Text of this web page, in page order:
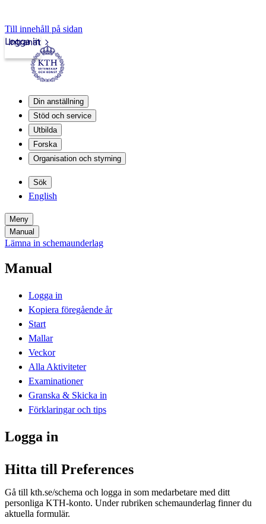
Till innehåll på sidan
Intranät
Logga in
Din anställning
Stöd och service
Utbilda
Forska
Organisation och styrning
Sök
English
Meny
Manual
Lämna in schemaunderlag
Manual
Logga in
Kopiera föregående år
Start
Mallar
Veckor
Alla Aktiviteter
Examinationer
Granska & Skicka in
Förklaringar och tips
Logga in
Hitta till Preferences
Gå till kth.se/schema och logga in som medarbetare med ditt
personliga KTH-konto. Under rubriken schemaunderlag finner du
aktuella formulär.